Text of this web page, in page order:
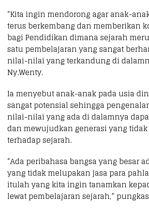
“Kita ingin mendorong agar anak-
terus berkembang dan memberikan
bagi Pendidikan dimana sejarah
satu pembelajaran yang sangat
nilai-nilai yang terkandung di
Ny.Wenty.
Ia menyebut anak-anak pada usia
sangat potensial sehingga
nilai-nilai yang ada di dalamnya
dan mewujudkan generasi yang
terhadap sejarah.
“Ada peribahasa bangsa yang besar
yang tidak melupakan jasa para
itulah yang kita ingin tanamkan
lewat pembelajaran sejarah,”